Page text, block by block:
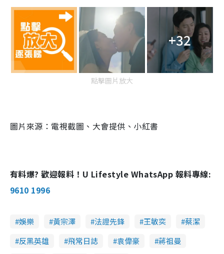
+32
點擊圖片放大
圖片來源：電視截圖、大會提供、小紅書
有料爆? 歡迎報料！U Lifestyle WhatsApp 報料專線:
9610 1996
娛樂 黃宗澤 法證先鋒 王敏奕
蔡潔
反黑英雄
飛常日誌 袁偉豪
蔣祖曼